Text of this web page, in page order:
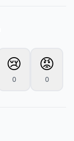
😢
0
😡
0